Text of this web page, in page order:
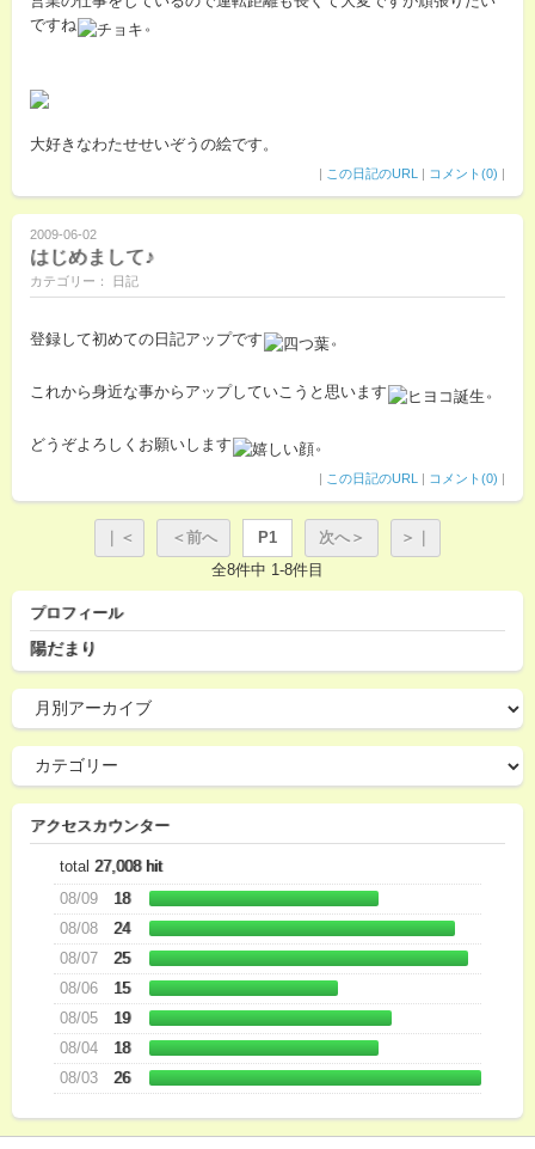
ですね
。
大好きなわたせせいぞうの絵です。
| この日記のURL | コメント(0) |
2009-06-02
はじめまして♪
カテゴリー： 日記
登録して初めての日記アップです 。
これから身近な事からアップしていこうと思います 。
どうぞよろしくお願いします 。
| この日記のURL | コメント(0) |
｜＜ ＜前へ P1 次へ＞
＞｜
全8件中 1-8件目
プロフィール
陽だまり
アクセスカウンター
total 27,008 hit
08/09
18
08/08
24
08/07
25
08/06
15
08/05
19
08/04
18
08/03
26